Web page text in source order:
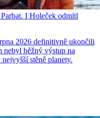
I Holeček odmítl
2026 definitivně ukončili
nebyl běžný výstup na
stěně planety.